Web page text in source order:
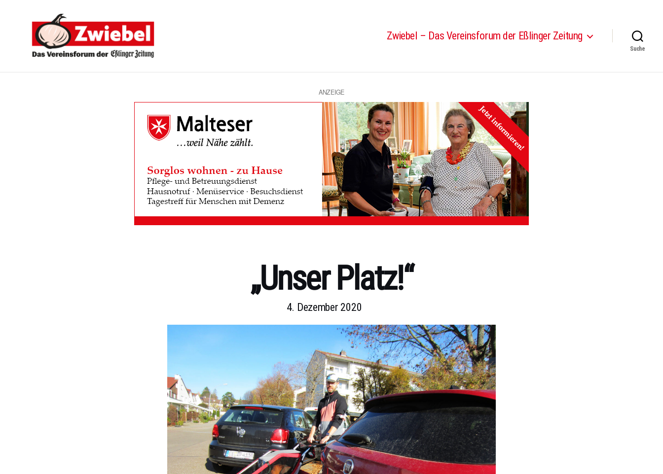
-
Zwiebel – Das Vereinsforum der Eßlinger Zeitung
Suche
ANZEIGE
„Unser Platz!“
4. Dezember 2020